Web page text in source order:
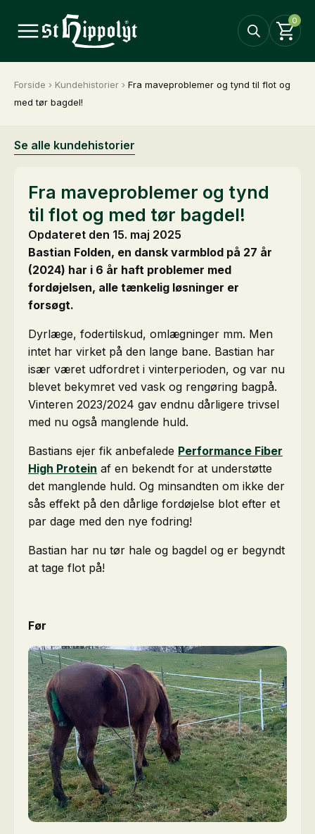
0
Forside › Kundehistorier › Fra maveproblemer og tynd til flot og
med tør bagdel!
Se alle kundehistorier
Fra maveproblemer og tynd
til flot og med tør bagdel!
Opdateret den 15. maj 2025
Bastian Folden, en dansk varmblod på 27 år
(2024) har i 6 år haft problemer med
fordøjelsen, alle tænkelig løsninger er
forsøgt.
Dyrlæge, fodertilskud, omlægninger mm. Men
intet har virket på den lange bane. Bastian har
især været udfordret i vinterperioden, og var nu
blevet bekymret ved vask og rengøring bagpå.
Vinteren 2023/2024 gav endnu dårligere trivsel
med nu også manglende huld.
Bastians ejer fik anbefalede Performance Fiber
High Protein af en bekendt for at understøtte
det manglende huld. Og minsandten om ikke der
sås effekt på den dårlige fordøjelse blot efter et
par dage med den nye fodring!
Bastian har nu tør hale og bagdel og er begyndt
at tage flot på!
Før